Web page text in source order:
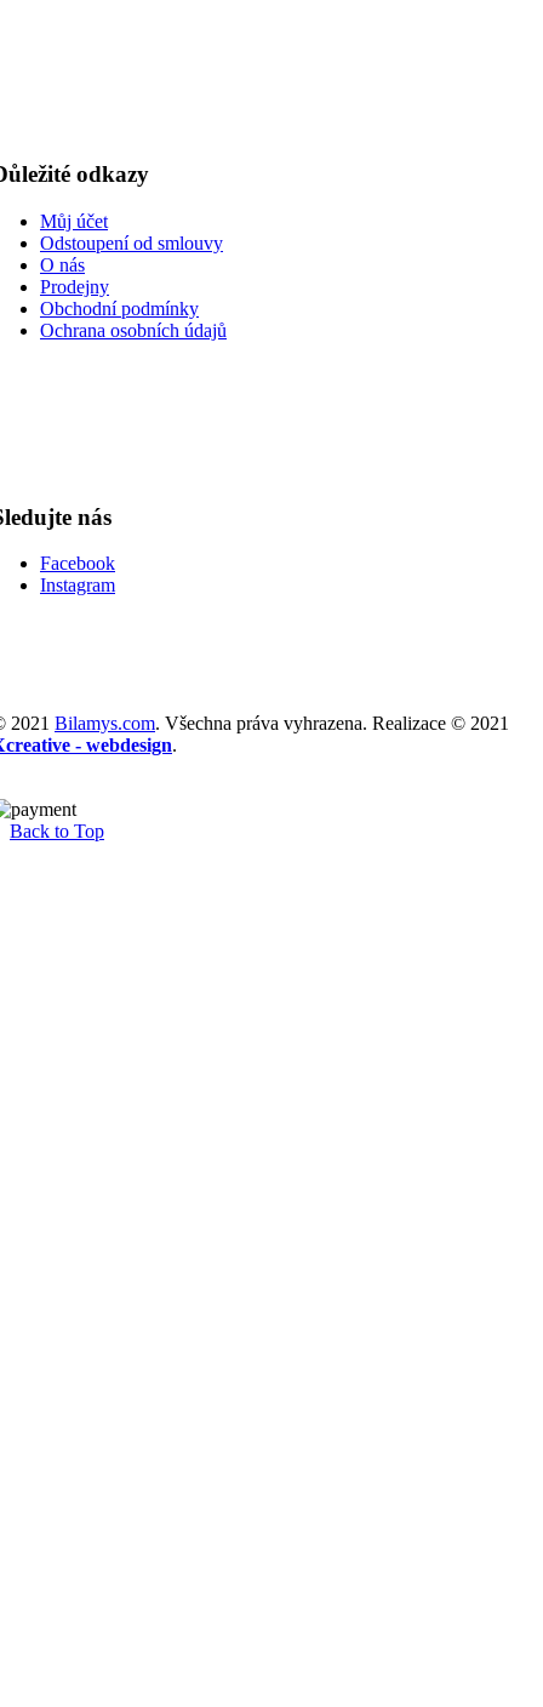
odkazy
Můj účet
Odstoupení od smlouvy
O nás
Prodejny
Obchodní podmínky
Ochrana osobních údajů
nás
Facebook
Instagram
2021 Bilamys.com. Všechna práva vyhrazena. Realizace © 2021
- webdesign.
Back to Top